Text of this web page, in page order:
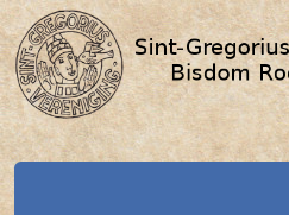
Spring naar hoofdtekst
Volkszang - 24